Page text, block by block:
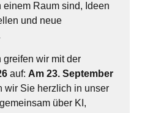
Raum sind, Ideen
und neue
wir mit der
auf: Am 23. September
wir Sie herzlich in unser
über KI,